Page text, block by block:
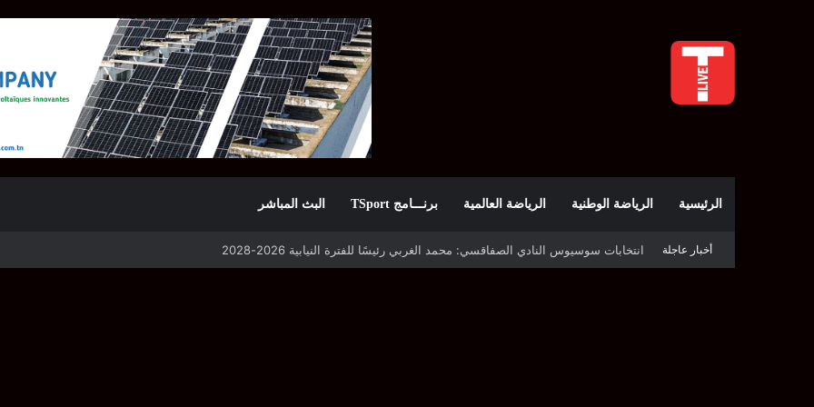
الرئيسية الرياضة الوطنية الرياضة العالمية برنـــامج TSport البث المباشر
أخبار عاجلة